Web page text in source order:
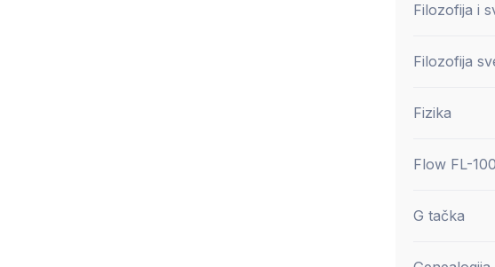
Filozofija i
Filozofija
Fizika
Flow FL-100
G tačka